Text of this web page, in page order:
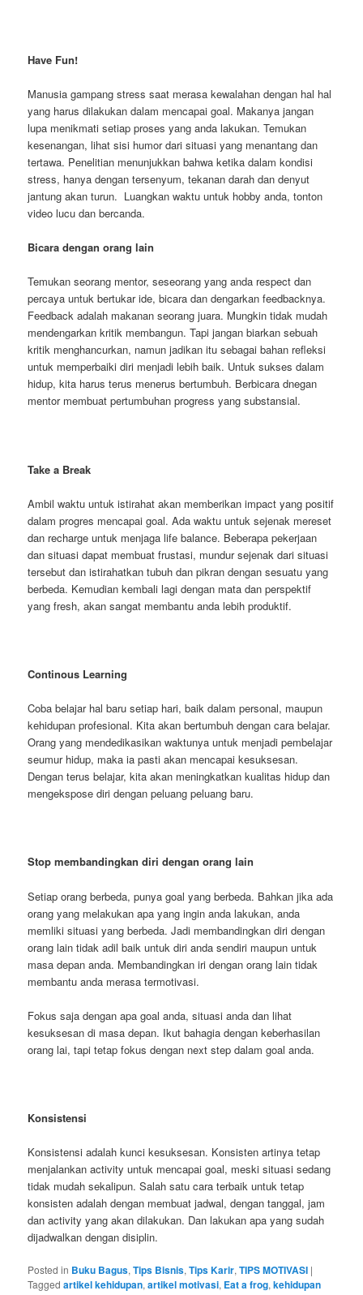
Have Fun!
Manusia gampang stress saat merasa kewalahan dengan hal hal
yang harus dilakukan dalam mencapai goal. Makanya jangan
lupa menikmati setiap proses yang anda lakukan. Temukan
kesenangan, lihat sisi humor dari situasi yang menantang dan
tertawa. Penelitian menunjukkan bahwa ketika dalam kondisi
stress, hanya dengan tersenyum, tekanan darah dan denyut
jantung akan turun. Luangkan waktu untuk hobby anda, tonton
video lucu dan bercanda.
Bicara dengan orang lain
Temukan seorang mentor, seseorang yang anda respect dan
percaya untuk bertukar ide, bicara dan dengarkan feedbacknya.
Feedback adalah makanan seorang juara. Mungkin tidak mudah
mendengarkan kritik membangun. Tapi jangan biarkan sebuah
kritik menghancurkan, namun jadikan itu sebagai bahan refleksi
untuk memperbaiki diri menjadi lebih baik. Untuk sukses dalam
hidup, kita harus terus menerus bertumbuh. Berbicara dnegan
mentor membuat pertumbuhan progress yang substansial.
Take a Break
Ambil waktu untuk istirahat akan memberikan impact yang positif
dalam progres mencapai goal. Ada waktu untuk sejenak mereset
dan recharge untuk menjaga life balance. Beberapa pekerjaan
dan situasi dapat membuat frustasi, mundur sejenak dari situasi
tersebut dan istirahatkan tubuh dan pikran dengan sesuatu yang
berbeda. Kemudian kembali lagi dengan mata dan perspektif
yang fresh, akan sangat membantu anda lebih produktif.
Continous Learning
Coba belajar hal baru setiap hari, baik dalam personal, maupun
kehidupan profesional. Kita akan bertumbuh dengan cara belajar.
Orang yang mendedikasikan waktunya untuk menjadi pembelajar
seumur hidup, maka ia pasti akan mencapai kesuksesan.
Dengan terus belajar, kita akan meningkatkan kualitas hidup dan
mengekspose diri dengan peluang peluang baru.
Stop membandingkan diri dengan orang lain
Setiap orang berbeda, punya goal yang berbeda. Bahkan jika ada
orang yang melakukan apa yang ingin anda lakukan, anda
memliki situasi yang berbeda. Jadi membandingkan diri dengan
orang lain tidak adil baik untuk diri anda sendiri maupun untuk
masa depan anda. Membandingkan iri dengan orang lain tidak
membantu anda merasa termotivasi.
Fokus saja dengan apa goal anda, situasi anda dan lihat
kesuksesan di masa depan. Ikut bahagia dengan keberhasilan
orang lai, tapi tetap fokus dengan next step dalam goal anda.
Konsistensi
Konsistensi adalah kunci kesuksesan. Konsisten artinya tetap
menjalankan activity untuk mencapai goal, meski situasi sedang
tidak mudah sekalipun. Salah satu cara terbaik untuk tetap
konsisten adalah dengan membuat jadwal, dengan tanggal, jam
dan activity yang akan dilakukan. Dan lakukan apa yang sudah
dijadwalkan dengan disiplin.
Posted in Buku Bagus,Tips Bisnis,Tips Karir,TIPS MOTIVASI |
Tagged artikel kehidupan,artikel motivasi, Eat a frog,kehidupan